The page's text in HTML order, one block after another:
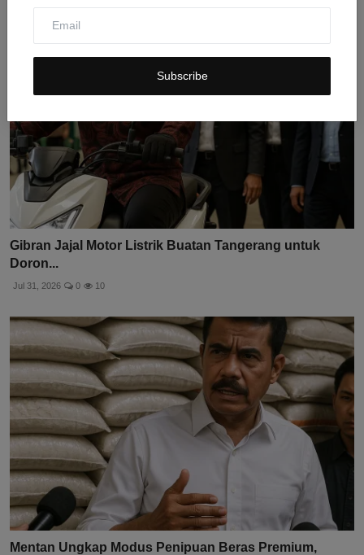
Subscribe
Gibran Jajal Motor Listrik Buatan Tangerang untuk
Doron...
Jul 31, 2026 0 10
Mentan Ungkap Modus Penipuan Beras Premium,